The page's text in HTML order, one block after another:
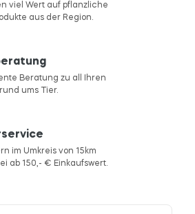
viel Wert auf pflanzliche
aus der Region.
Beratung zu all Ihren
ums Tier.
im Umkreis von 15km
ab 150,- € Einkaufswert.